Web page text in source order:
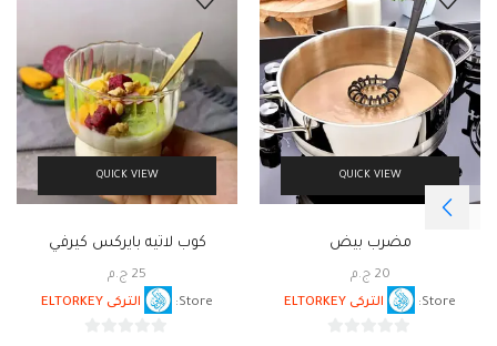
QUICK VIEW
مضرب بيض
20 ج.م
Store:
التركى ELTORKEY
QUICK VIEW
كوب لاتيه بايركس كيرفي
25 ج.م
Store:
التركى ELTORKEY